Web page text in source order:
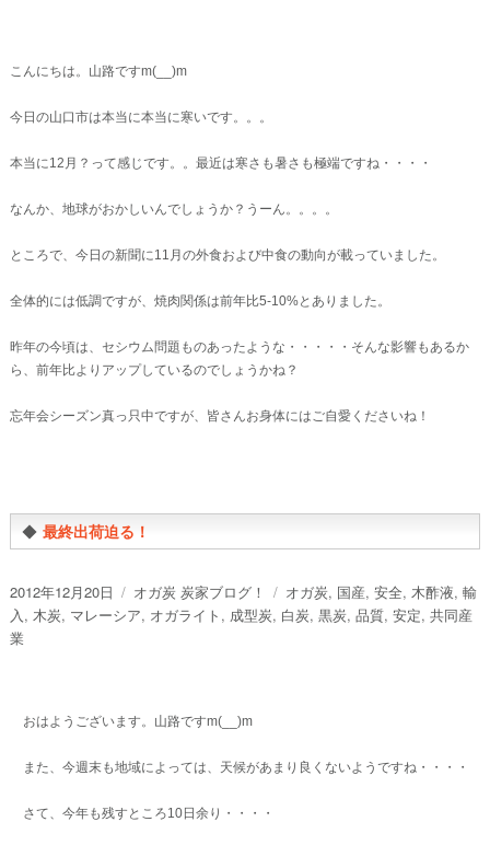
こんにちは。山路ですm(__)m
今日の山口市は本当に本当に寒いです。。。
本当に12月？って感じです。。最近は寒さも暑さも極端ですね・・・・
なんか、地球がおかしいんでしょうか？うーん。。。。
ところで、今日の新聞に11月の外食および中食の動向が載っていました。
全体的には低調ですが、焼肉関係は前年比5-10%とありました。
昨年の今頃は、セシウム問題ものあったような・・・・・そんな影響もあるか
ら、前年比よりアップしているのでしょうかね？
忘年会シーズン真っ只中ですが、皆さんお身体にはご自愛くださいね！
◆ 最終出荷迫る！
投
稿
日:
2012年12月20日
カ
テ
オガ炭 炭家ブログ！
タ
グ
オガ炭, 国産, 安全, 木酢液, 輸
入, 木炭, マレーシア, オガライト , 成型炭, 白炭, 黒炭, 品質, 安定, 共同産
業
おはようございます。山路ですm(__)m
また、今週末も地域によっては、天候があまり良くないようですね・・・・
さて、今年も残すところ10日余り・・・・